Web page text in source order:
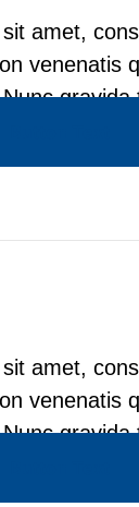
amet,
venenatis
amet,
venenatis